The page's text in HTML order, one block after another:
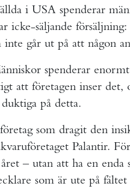
i USA spenderar
icke-säljande
inte går ut på att någon
spenderar
att företagen inser det,
på detta.
som dragit den
Palantir.
– utan att ha en enda
som är ute på